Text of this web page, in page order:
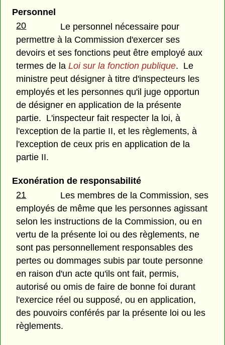
Personnel
20
Le personnel nécessaire pour
permettre à la Commission d'exercer ses
devoirs et ses fonctions peut être employé aux
termes de laLoi sur la fonction publique. Le
ministre peut désigner à titre d'inspecteurs les
employés et les personnes qu'il juge opportun
de désigner en application de la présente
partie. L'inspecteur fait respecter la loi, à
l'exception de la partie II, et les règlements, à
l'exception de ceux pris en application de la
partie II.
Exonération de responsabilité
21
Les membres de la Commission, ses
employés de même que les personnes agissant
selon les instructions de la Commission, ou en
vertu de la présente loi ou des règlements, ne
sont pas personnellement responsables des
pertes ou dommages subis par toute personne
en raison d'un acte qu'ils ont fait, permis,
autorisé ou omis de faire de bonne foi durant
l'exercice réel ou supposé, ou en application,
des pouvoirs conférés par la présente loi ou les
règlements.